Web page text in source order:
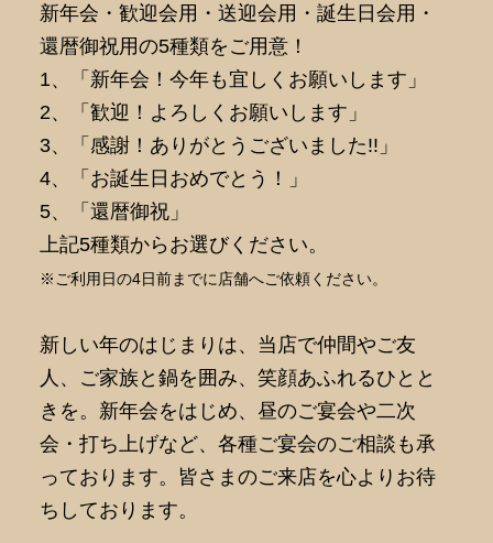
新年会・歓迎会用・送迎会用・誕生日会用・
還暦御祝用の5種類をご用意！
1、「新年会！今年も宜しくお願いします」
2、「歓迎！よろしくお願いします」
3、「感謝！ありがとうございました!!」
4、「お誕生日おめでとう！」
5、「還暦御祝」
上記5種類からお選びください。
※ご利用日の4日前までに店舗へご依頼ください。
新しい年のはじまりは、当店で仲間やご友
人、ご家族と鍋を囲み、笑顔あふれるひとと
きを。新年会をはじめ、昼のご宴会や二次
会・打ち上げなど、各種ご宴会のご相談も承
っております。皆さまのご来店を心よりお待
ちしております。